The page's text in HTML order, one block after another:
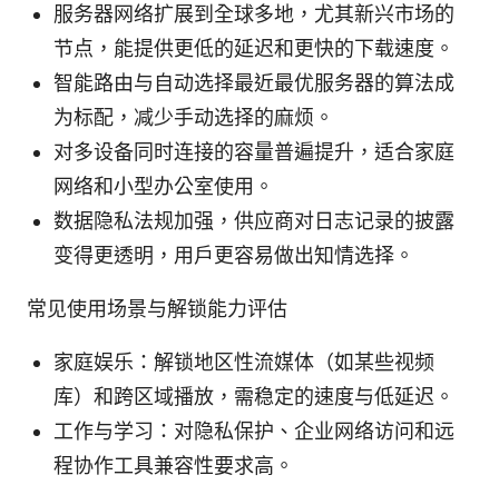
服务器网络扩展到全球多地，尤其新兴市场的
节点，能提供更低的延迟和更快的下载速度。
智能路由与自动选择最近最优服务器的算法成
为标配，减少手动选择的麻烦。
对多设备同时连接的容量普遍提升，适合家庭
网络和小型办公室使用。
数据隐私法规加强，供应商对日志记录的披露
变得更透明，用户更容易做出知情选择。
常见使用场景与解锁能力评估
家庭娱乐：解锁地区性流媒体（如某些视频
库）和跨区域播放，需稳定的速度与低延迟。
工作与学习：对隐私保护、企业网络访问和远
程协作工具兼容性要求高。